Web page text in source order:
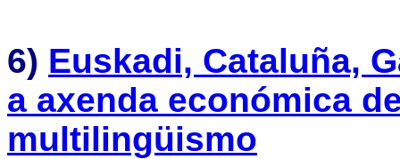
6) Euskadi, Cataluña,
a axenda económica
multilingüismo